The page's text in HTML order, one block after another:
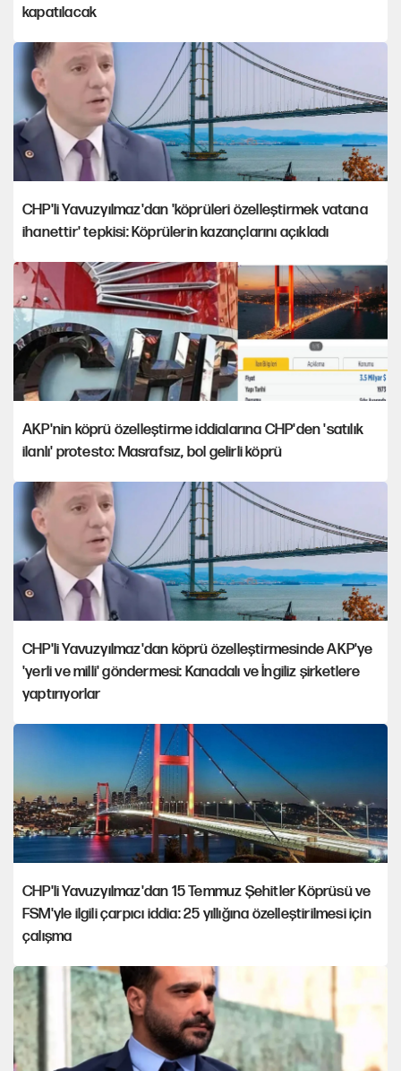
kapatılacak
CHP'li Yavuzyılmaz'dan 'köprüleri özelleştirmek vatana
ihanettir' tepkisi: Köprülerin kazançlarını açıkladı
AKP'nin köprü özelleştirme iddialarına CHP'den 'satılık
ilanlı' protesto: Masrafsız, bol gelirli köprü
CHP'li Yavuzyılmaz'dan köprü özelleştirmesinde AKP'ye
'yerli ve milli' göndermesi: Kanadalı ve İngiliz şirketlere
yaptırıyorlar
CHP'li Yavuzyılmaz'dan 15 Temmuz Şehitler Köprüsü ve
FSM'yle ilgili çarpıcı iddia: 25 yıllığına özelleştirilmesi için
çalışma